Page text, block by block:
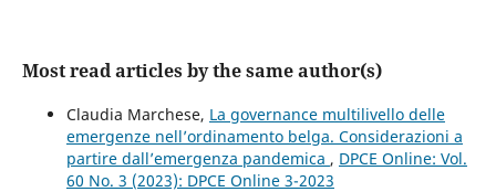
Most read articles by the same author(s)
Claudia Marchese, La governance multilivello delle
emergenze nell’ordinamento belga. Considerazioni a
partire dall’emergenza pandemica , DPCE Online: Vol.
60 No. 3 (2023): DPCE Online 3-2023